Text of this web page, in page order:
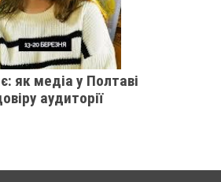
як медіа у Полтаві
аудиторії